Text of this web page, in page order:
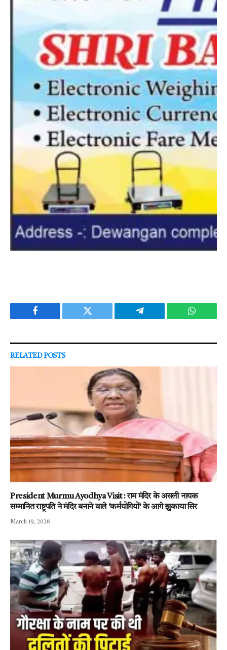
Facebook Twitter Telegram
RELATEDPOSTS
President Murmu Ayodhya Visit : राम मंदिर के असली नायक
सम्मानित राष्ट्रपति ने मंदिर बनाने वाले ‘कर्मयोगियों’ के आगे झुकाया सिर
March 19, 2026